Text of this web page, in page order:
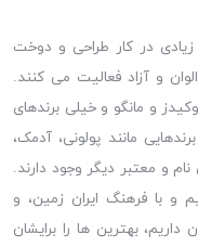
زیادی در کار طراحی و دوخت
و آزاد فعالیت می کنند.
و مانگو و خیلی برندهای
مانند پولونی، آدمک،
و معتبر دیگر وجود دارند.
و با فرهنگ ایران زمین، و
بهترین ها را برایشان